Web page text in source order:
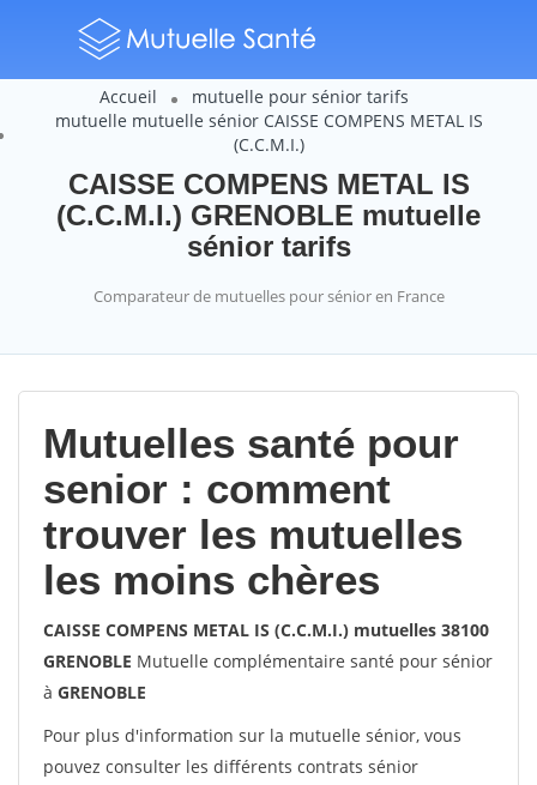
Accueil
mutuelle pour sénior tarifs
mutuelle mutuelle sénior CAISSE COMPENS METAL IS
(C.C.M.I.)
CAISSE COMPENS METAL IS
(C.C.M.I.) GRENOBLE mutuelle
sénior tarifs
Comparateur de mutuelles pour sénior en France
Mutuelles santé pour
senior : comment
trouver les mutuelles
les moins chères
CAISSE COMPENS METAL IS (C.C.M.I.) mutuelles 38100
GRENOBLE Mutuelle complémentaire santé pour sénior
à GRENOBLE
Pour plus d'information sur la mutuelle sénior, vous
pouvez consulter les différents contrats sénior